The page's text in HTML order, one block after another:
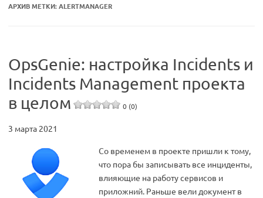
АРХИВ МЕТКИ:ALERTMANAGER
OpsGenie: настройка Incidents и
Incidents Management проекта
в целом
0 (0)
3 марта 2021
Со временем в проекте пришли к тому,
что пора бы записывать все инциденты,
влияющие на работу сервисов и
приложний. Раньше вели документ в